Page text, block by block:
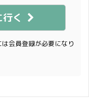
く
会員登録が必要になり